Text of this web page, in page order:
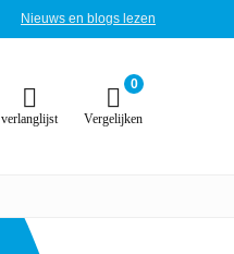
Nieuws en blogs lezen
verlanglijst
0
Vergelijken